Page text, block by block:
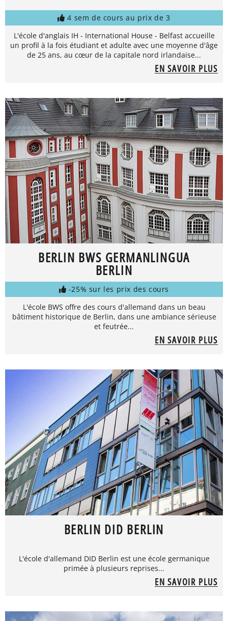
4 sem de cours au prix de 3
L'école d'anglais IH - International House - Belfast accueille
un profil à la fois étudiant et adulte avec une moyenne d'âge
de 25 ans, au cœur de la capitale nord irlandaise...
EN SAVOIR PLUS
BERLIN BWS GERMANLINGUA
BERLIN
-25% sur les prix des cours
L'école BWS offre des cours d'allemand dans un beau
bâtiment historique de Berlin, dans une ambiance sérieuse
et feutrée...
EN SAVOIR PLUS
BERLIN DID BERLIN
L'école d'allemand DID Berlin est une école germanique
primée à plusieurs reprises...
EN SAVOIR PLUS